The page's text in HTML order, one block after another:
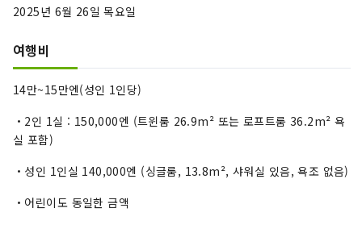
2025년 6월 26일 목요일
여행비
14만~15만엔(성인 1인당)
・2인 1실 : 150,000엔 (트윈룸 26.9m² 또는 로프트룸 36.2m² 욕
실 포함)
・성인 1인실 140,000엔 (싱글룸, 13.8m², 샤워실 있음, 욕조 없음)
・어린이도 동일한 금액